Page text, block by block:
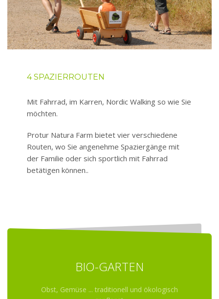
4 SPAZIERROUTEN
Mit Fahrrad, im Karren, Nordic Walking so wie Sie
möchten.
Protur Natura Farm bietet vier verschiedene
Routen, wo Sie angenehme Spaziergänge mit
der Familie oder sich sportlich mit Fahrrad
betätigen können..
BIO-GARTEN
Obst, Gemüse ... traditionell und ökologisch